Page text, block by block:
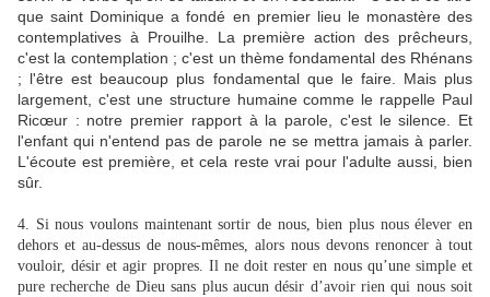
que saint Dominique a fondé en premier lieu le monastère des
contemplatives à Prouilhe. La première action des prêcheurs,
c'est la contemplation ; c'est un thème fondamental des Rhénans
; l'être est beaucoup plus fondamental que le faire. Mais plus
largement, c'est une structure humaine comme le rappelle Paul
Ricœur : notre premier rapport à la parole, c'est le silence. Et
l'enfant qui n'entend pas de parole ne se mettra jamais à parler.
L'écoute est première, et cela reste vrai pour l'adulte aussi, bien
sûr.
4. Si nous voulons maintenant sortir de nous, bien plus nous élever en
dehors et au-dessus de nous-mêmes, alors nous devons renoncer à tout
vouloir, désir et agir propres. Il ne doit rester en nous qu’une simple et
pure recherche de Dieu sans plus aucun désir d’avoir rien qui nous soit